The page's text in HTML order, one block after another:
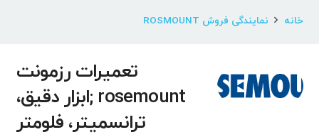
خانه نمایندگی فروش ROSMOUNT
تعمیرات رزمونت
rosemount ;ابزار دقیق،
ترانسمیتر، فلومتر